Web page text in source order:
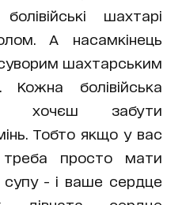
шахтарі
А насамкінець
шахтарським
Кожна болівійська
хочєш забути
Тобто якщо у вас
треба просто мати
- і ваше сердце